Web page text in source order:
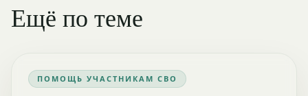
Ещё по теме
ПОМОЩЬ УЧАСТНИКАМ СВО